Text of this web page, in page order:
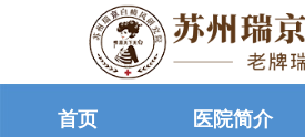
首页 医院简介